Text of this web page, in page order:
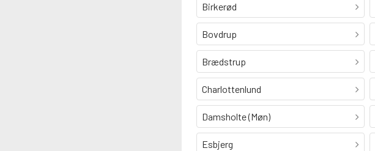
Birkerød
Bovdrup
Brædstrup
Charlottenlund
Damsholte (Møn)
Esbjerg